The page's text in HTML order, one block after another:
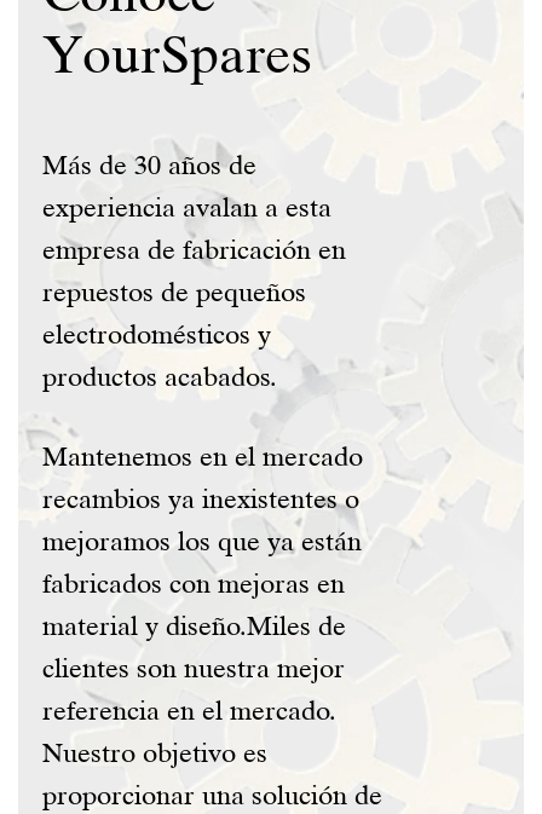
YourSpares
Más de 30 años de
experiencia avalan a esta
empresa de fabricación en
repuestos de pequeños
electrodomésticos y
productos acabados.
Mantenemos en el mercado
recambios ya inexistentes o
mejoramos los que ya están
fabricados con mejoras en
material y diseño.Miles de
clientes son nuestra mejor
referencia en el mercado.
Nuestro objetivo es
proporcionar una solución de